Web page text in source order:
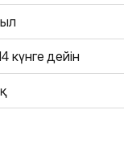
күнге дейін